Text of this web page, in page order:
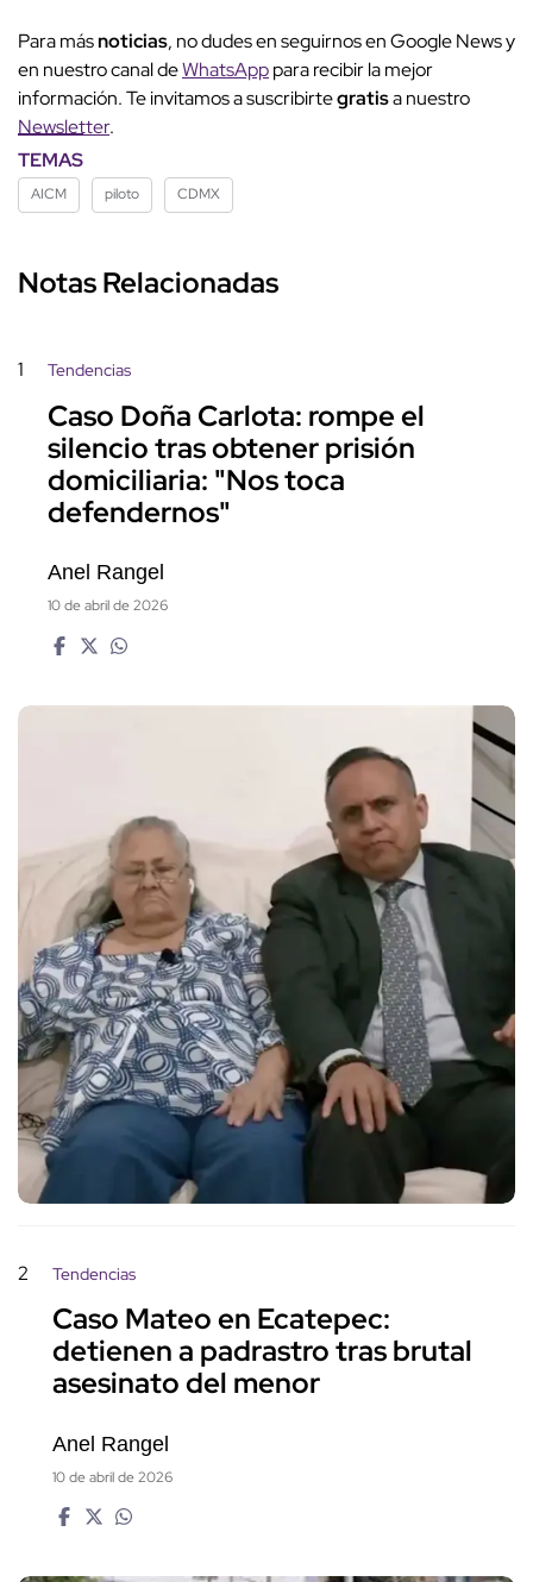
Para másnoticias, no dudes en seguirnos en Google News y
en nuestro canal deWhatsApppara recibir la mejor
información. Te invitamos a suscribirtegratisa nuestro
Newsletter.
TEMAS
AICM piloto CDMX
Notas Relacionadas
1 Tendencias
Caso Doña Carlota: rompe el
silencio tras obtener prisión
domiciliaria: "Nos toca
defendernos"
Anel Rangel
10 de abril de 2026
2 Tendencias
Caso Mateo en Ecatepec:
detienen a padrastro tras brutal
asesinato del menor
Anel Rangel
10 de abril de 2026